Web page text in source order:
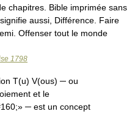
chapitres. Bible imprimée sans
aussi, Différence. Faire
Offenser tout le monde
1798
T(u) V(ous) ─ ou
et le
─ est un concept